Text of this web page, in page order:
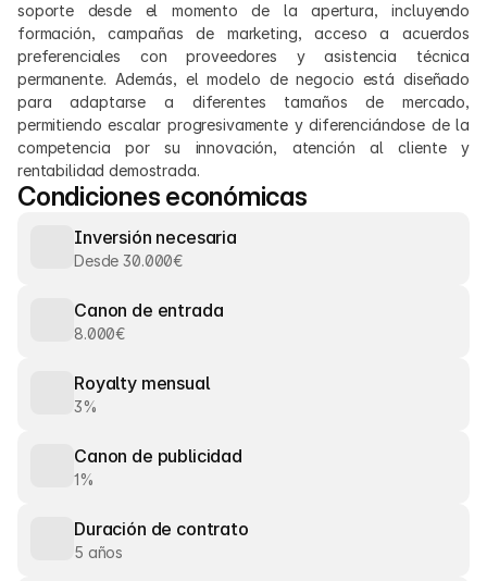
soporte desde el momento de la apertura, incluyendo
formación, campañas de marketing, acceso a acuerdos
preferenciales con proveedores y asistencia técnica
permanente. Además, el modelo de negocio está diseñado
para adaptarse a diferentes tamaños de mercado,
permitiendo escalar progresivamente y diferenciándose de la
competencia por su innovación, atención al cliente y
rentabilidad demostrada.
Condiciones económicas
Inversión necesaria
Desde 30.000€
Canon de entrada
8.000€
Royalty mensual
3%
Canon de publicidad
1%
Duración de contrato
5 años